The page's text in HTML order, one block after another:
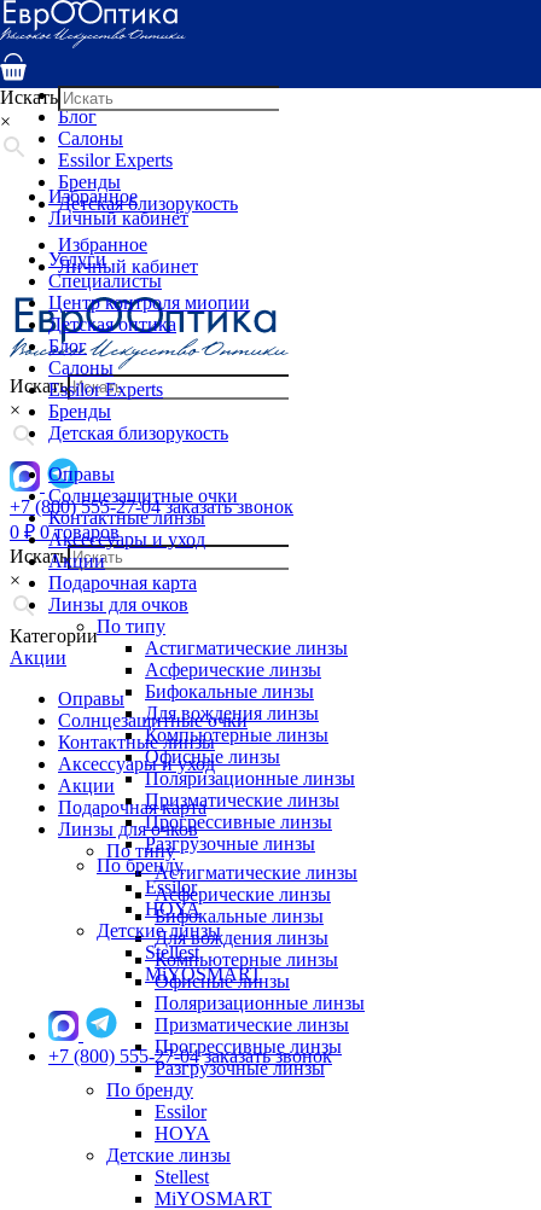
Услуги
Специалисты
Детская оптика
Блог
Салоны
Essilor Experts
Бренды
Детская близорукость
Избранное
Личный кабинет
Искать
×
+7 (800) 555-27-04 заказать звонок
0 ₽ 0 товаров
Искать
×
Категории
Акции
Оправы
Солнцезащитные очки
Контактные линзы
Аксессуары и уход
Акции
Подарочная карта
Линзы для очков
По типу
Астигматические линзы
Асферические линзы
Бифокальные линзы
Для вождения линзы
Компьютерные линзы
Офисные линзы
Поляризационные линзы
Призматические линзы
Прогрессивные линзы
Разгрузочные линзы
По бренду
Essilor
HOYA
Детские линзы
Stellest
MiYOSMART
Искать
×
Избранное
Личный кабинет
Услуги
Специалисты
Центр контроля миопии
Детская оптика
Блог
Салоны
Essilor Experts
Бренды
Детская близорукость
Оправы
Солнцезащитные очки
Контактные линзы
Аксессуары и уход
Акции
Подарочная карта
Линзы для очков
По типу
Астигматические линзы
Асферические линзы
Бифокальные линзы
Для вождения линзы
Компьютерные линзы
Офисные линзы
Поляризационные линзы
Призматические линзы
Прогрессивные линзы
Разгрузочные линзы
По бренду
Essilor
HOYA
Детские линзы
Stellest
MiYOSMART
+7 (800) 555-27-04 заказать звонок